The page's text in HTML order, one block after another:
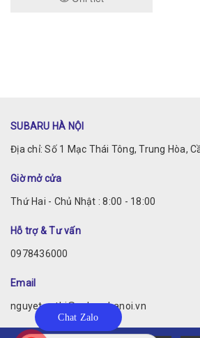
SUBARU HÀ NỘI
Địa chỉ: Số 1 Mạc Thái Tông, Trung Hòa,
Giờ mở cửa
Thứ Hai - Chủ Nhật : 8:00 - 18:00
Hỗ trợ & Tư vấn
0978436000
Email
nguyet.vuthi@subaruhanoi.vn
Chat Zalo